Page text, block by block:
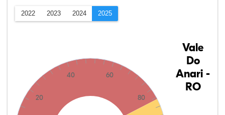
2022 2023 2024 2025
20
40 60
80
Vale
Do
Anari -
RO